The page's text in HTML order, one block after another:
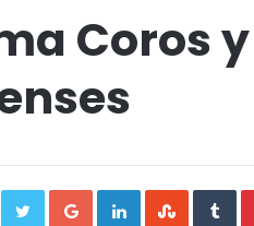
Coros
TwitterGoogle+LinkedIn